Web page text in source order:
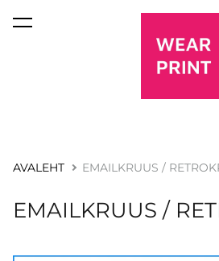
lisati ostukorvi.
AVALEHT EMAILKRUUS /
EMAILKRUUS /